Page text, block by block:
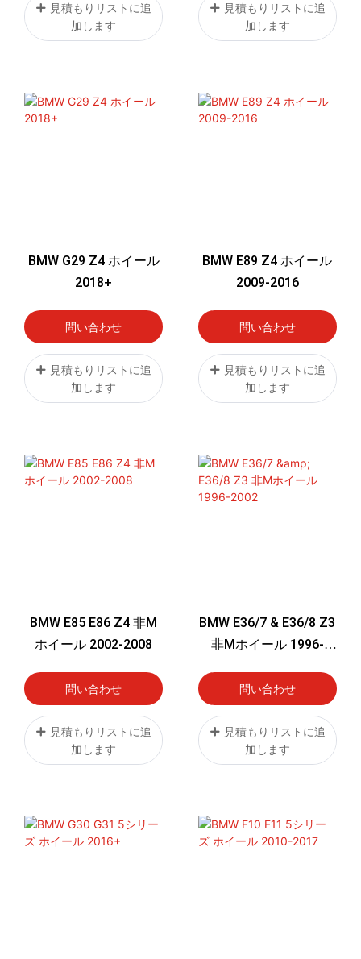
見積もりリストに追
加します
見積もりリストに追
加します
BMW G29 Z4 ホイール
2018+
問い合わせ
見積もりリストに追
加します
BMW E89 Z4 ホイール
2009-2016
問い合わせ
見積もりリストに追
加します
BMW E85 E86 Z4 非M
ホイール 2002-2008
問い合わせ
見積もりリストに追
加します
BMW E36/7 & E36/8 Z3
非Mホイール 1996-
問い合わせ
見積もりリストに追
加します